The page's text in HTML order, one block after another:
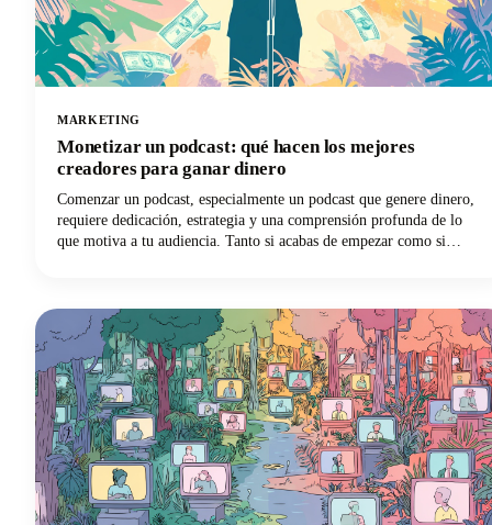
MARKETING
Monetizar un podcast: qué hacen los mejores
creadores para ganar dinero
Comenzar un podcast, especialmente un podcast que genere dinero,
requiere dedicación, estrategia y una comprensión profunda de lo
que motiva a tu audiencia. Tanto si acabas de empezar como si